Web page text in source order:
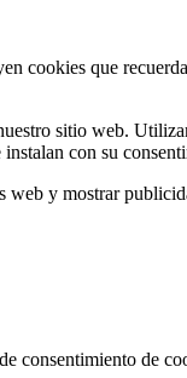
que
sitio web.
con su
y mostrar
de